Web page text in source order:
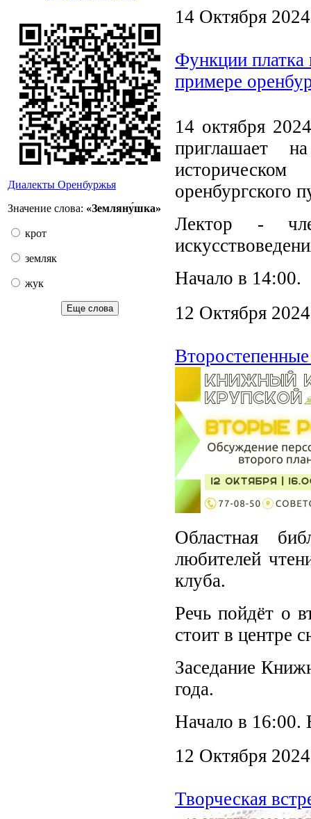
Диалекты Оренбуржья
Значение слова: «Земляну́шка»
крот
земляк
жук
Еще слова
14 Октября 2024
Функции
примере
14 октября
приглашает
оренбургского
Лектор -
Начало в 14:00.
12 Октября 2024
Областная
любителей
клуба.
Речь пойдёт о
стоит в центре
Заседание
года.
Начало в 16:00.
12 Октября 2024
Творческая